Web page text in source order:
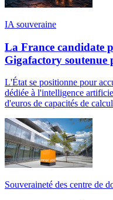
IA souveraine
La France candidate
Gigafactory soutenue
L'État se positionne pour
dédiée à l'intelligence
d'euros de capacités de
Souveraineté des centre de